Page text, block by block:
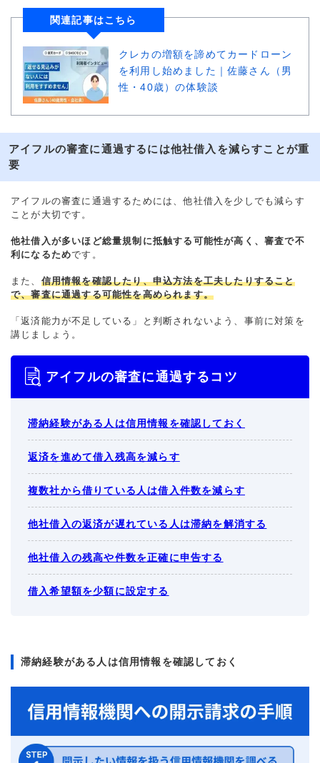
関連記事はこちら
クレカの増額を諦めてカードローン
を利用し始めました｜佐藤さん（男
性・40歳）の体験談
アイフルの審査に通過するには他社借入を減らすことが重
要
アイフルの審査に通過するためには、他社借入を少しでも減らす
ことが大切です。
他社借入が多いほど総量規制に抵触する可能性が高く、審査で不
利になるためです。
また、 信用情報を確認したり、申込方法を工夫したりすること
で、審査に通過する可能性を高められます。
「返済能力が不足している」と判断されないよう、事前に対策を
講じましょう。
アイフルの審査に通過するコツ
滞納経験がある人は信用情報を確認しておく
返済を進めて借入残高を減らす
複数社から借りている人は借入件数を減らす
他社借入の返済が遅れている人は滞納を解消する
他社借入の残高や件数を正確に申告する
借入希望額を少額に設定する
滞納経験がある人は信用情報を確認しておく